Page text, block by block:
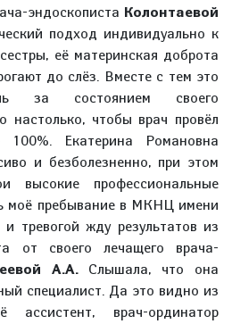
эндоскописта Колонтаевой
подход индивидуально к
её материнская доброта
до слёз. Вместе с тем это
за состоянием своего
настолько, чтобы врач провёл
100%. Екатерина Романовна
и безболезненно, при этом
высокие профессиональные
моё пребывание в МКНЦ имени
тревогой жду результатов из
от своего лечащего врача-
А.А.Слышала, что она
специалист. Да это видно из
ассистент, врач-ординатор